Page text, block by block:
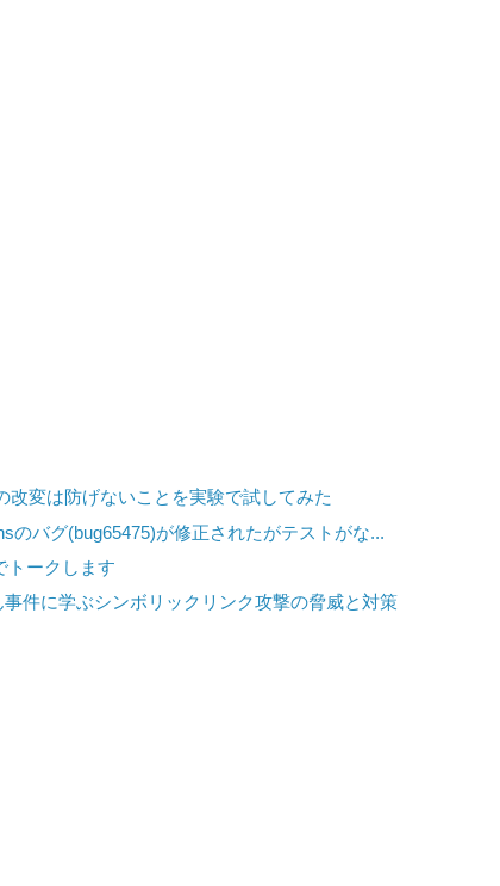
改変は防げないことを実験で試してみた
のバグ(bug65475)が修正されたがテストがな...
トークします
件に学ぶシンボリックリンク攻撃の脅威と対策